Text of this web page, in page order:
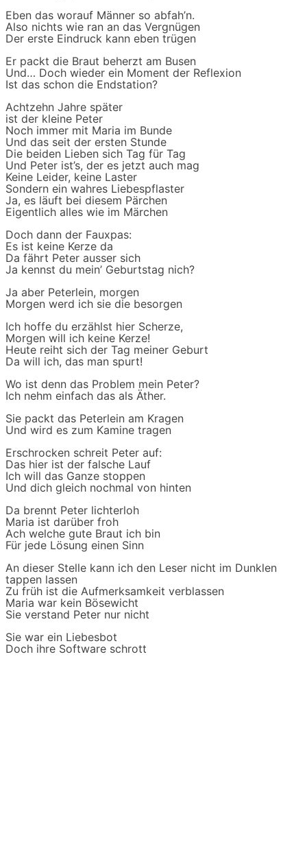
Eben das worauf Männer so abfah’n.
Also nichts wie ran an das Vergnügen
Der erste Eindruck kann eben trügen
Er packt die Braut beherzt am Busen
Und… Doch wieder ein Moment der Reflexion
Ist das schon die Endstation?
Achtzehn Jahre später
ist der kleine Peter
Noch immer mit Maria im Bunde
Und das seit der ersten Stunde
Die beiden Lieben sich Tag für Tag
Und Peter ist’s, der es jetzt auch mag
Keine Leider, keine Laster
Sondern ein wahres Liebespflaster
Ja, es läuft bei diesem Pärchen
Eigentlich alles wie im Märchen
Doch dann der Fauxpas:
Es ist keine Kerze da
Da fährt Peter ausser sich
Ja kennst du mein’ Geburtstag nich?
Ja aber Peterlein, morgen
Morgen werd ich sie die besorgen
Ich hoffe du erzählst hier Scherze,
Morgen will ich keine Kerze!
Heute reiht sich der Tag meiner Geburt
Da will ich, das man spurt!
Wo ist denn das Problem mein Peter?
Ich nehm einfach das als Äther.
Sie packt das Peterlein am Kragen
Und wird es zum Kamine tragen
Erschrocken schreit Peter auf:
Das hier ist der falsche Lauf
Ich will das Ganze stoppen
Und dich gleich nochmal von hinten
Da brennt Peter lichterloh
Maria ist darüber froh
Ach welche gute Braut ich bin
Für jede Lösung einen Sinn
An dieser Stelle kann ich den Leser nicht im Dunklen
tappen lassen
Zu früh ist die Aufmerksamkeit verblassen
Maria war kein Bösewicht
Sie verstand Peter nur nicht
Sie war ein Liebesbot
Doch ihre Software schrott